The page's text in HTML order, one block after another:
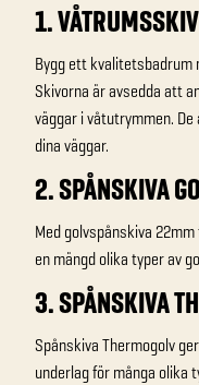
1.
Bygg ett kvalitetsbadrum
Skivorna är avsedda att
väggar i våtutrymmen.
dina väggar.
2. SPÅNSKIVA
Med golvspånskiva
en mängd olika typer av
3. SPÅNSKIVA
Spånskiva Thermogolv
underlag för många olika